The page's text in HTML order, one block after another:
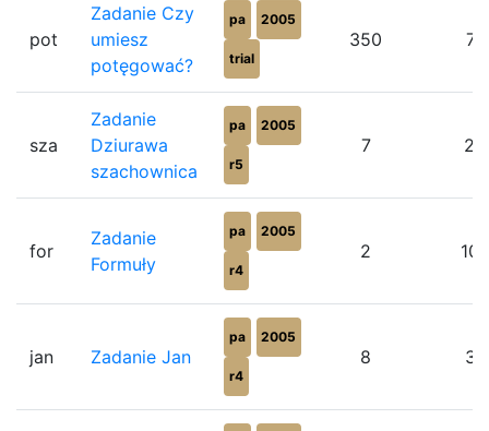
pot
Zadanie Czy
umiesz
potęgować?
pa 2005
trial
350
sza
Zadanie
Dziurawa
szachownica
pa 2005
r5
7
for
Zadanie
Formuły
pa 2005
r4
2
jan Zadanie Jan
pa 2005
r4
8